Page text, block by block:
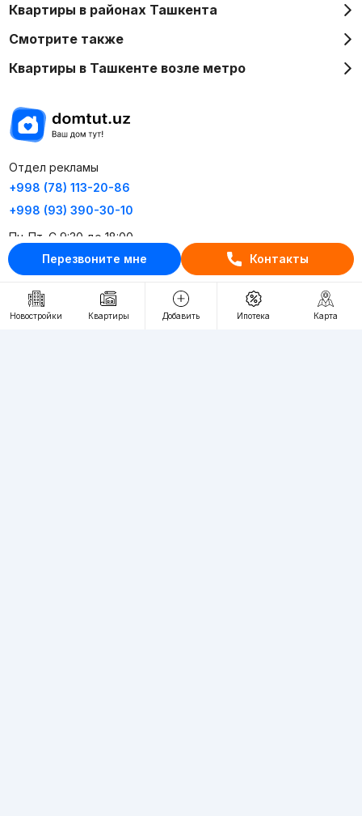
Перезвоните мне Контакты
Новостройки Квартиры Добавить Ипотека Карта
Квартиры в районах Ташкента
Смотрите также
Квартиры в Ташкенте возле метро
Отдел рекламы
+998 (78) 113-20-86
+998 (93) 390-30-10
Пн-Пт. С 9:30 до 18:00
RU UZ
Контакты